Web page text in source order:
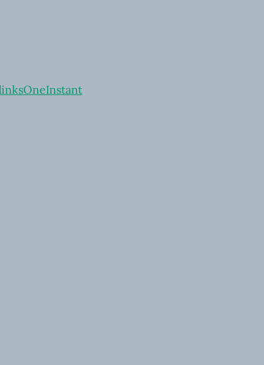
OneInstant